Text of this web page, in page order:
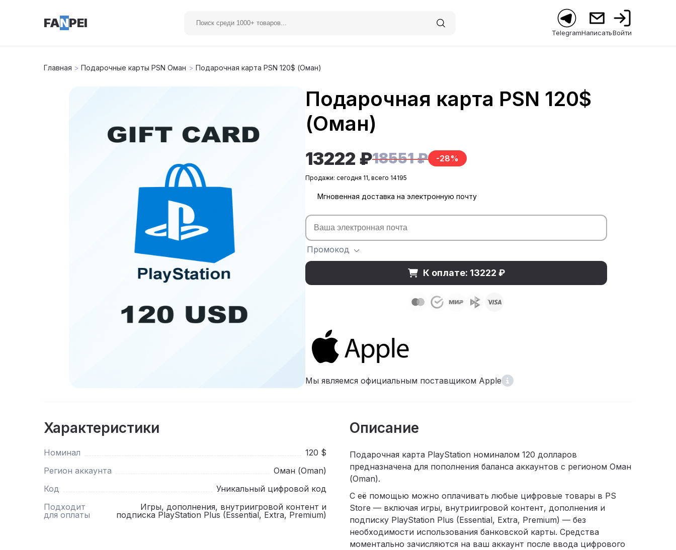
FANPEI
TelegramНаписатьВойти
Главная > Подарочные карты PSN Оман > Подарочная карта PSN 120$ (Оман)
Подарочная карта PSN 120$
(Оман)
13222 ₽18551 ₽ -28%
Продажи: сегодня 11, всего 14195
Мгновенная доставка на электронную почту
Промокод
К оплате: 13222 ₽
Мы являемся официальным поставщиком Apple
Характеристики
Номинал
120 $
Регион аккаунта
Оман (Oman)
Код
Уникальный цифровой код
Подходит
для оплаты
Игры, дополнения, внутриигровой контент и
подписка PlayStation Plus (Essential, Extra, Premium)
Описание
Подарочная карта PlayStation номиналом 120 долларов
предназначена для пополнения баланса аккаунтов с регионом Оман
(Oman).
С её помощью можно оплачивать любые цифровые товары в PS
Store — включая игры, внутриигровой контент, дополнения и
подписку PlayStation Plus (Essential, Extra, Premium) — без
необходимости использования банковской карты. Средства
моментально зачисляются на ваш аккаунт после ввода цифрового